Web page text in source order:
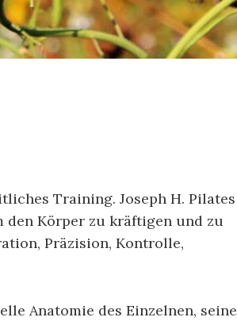
Training. Joseph H. Pilates
den Körper zu kräftigen und zu
Präzision, Kontrolle,
Anatomie des Einzelnen, seine